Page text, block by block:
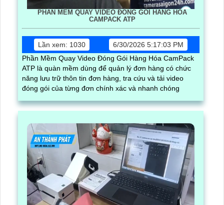
PHẦN MỀM QUAY VIDEO ĐÓNG GÓI HÀNG HÓA
CAMPACK ATP
Lần xem: 1030
6/30/2026 5:17:03 PM
Phần Mềm Quay Video Đóng Gói Hàng Hóa CamPack
ATP là quàn mềm dùng để quản lý đơn hàng có chức
năng lưu trữ thôn tin đơn hàng, tra cứu và tải video
đóng gói của từng đơn chính xác và nhanh chóng